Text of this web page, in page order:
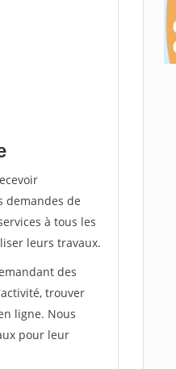
demandes de
à tous les
leurs travaux.
des
trouver
ligne. Nous
pour leur